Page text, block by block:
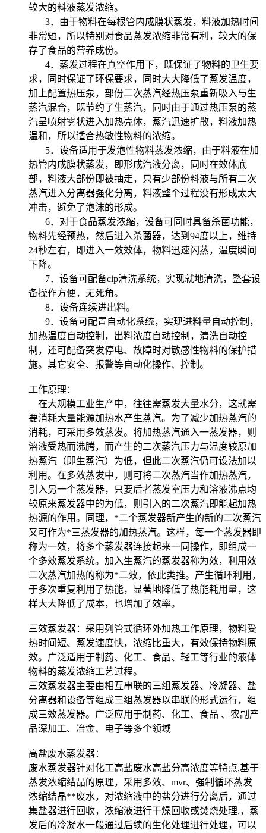
较大的料液蒸发浓缩。
3．由于物料在每根管内成膜状蒸发，料液加热时间
非常短，所以特别对食品蒸发浓缩非常有利，较大的保
存了食品的营养成份。
4．蒸发过程在真空作用下，既保证了物料的卫生要
求，同时保证了环保要求，同时大大降低了蒸发温度，
加上配置热压泵，部份二次蒸汽经热压泵重新吸入与生
蒸汽混合，既节约了生蒸汽，同时由于通过热压泵的蒸
汽呈喷射雾状进入加热壳体，蒸汽迅速扩散，料液加热
温和，所以适合热敏性物料的浓缩。
5．设备适用于发泡性物料蒸发浓缩，由于料液在加
热管内成膜状蒸发，即形成汽液分离，同时在效体底
部，料液大部份即被抽走，只有少部份料液与所有二次
蒸汽进入分离器强化分离，料液整个过程没有形成太大
冲击，避免了泡沫的形成。
6．对于食品蒸发浓缩，设备可同时具备杀菌功能，
物料先经预热，然后进入杀菌器，达到94度以上，维持
24秒左右，即进入一效效体，物料迅速闪蒸，温度瞬间
下降。
7．设备可配备cip清洗系统，实现就地清洗，整套设
备操作方便，无死角。
8．设备连续进出料。
9．设备可配置自动化系统，实现进料量自动控制，
加热温度自动控制，出料浓度自动控制，清洗自动控
制，还可配备突发停电、故障时对敏感性物料的保护措
施。其它安全、报警等自动化操作、控制。
工作原理：
在大规模工业生产中，往往需蒸发大量水分，这就需
要消耗大量能源加热水产生蒸汽。为了减少加热蒸汽的
消耗，可采用多效蒸发。将加热蒸汽通入一蒸发器，则
溶液受热而沸腾，而产生的二次蒸汽压力与温度较原加
热蒸汽（即生蒸汽）为低，但此二次蒸汽仍可设法加以
利用。在多效蒸发中，则可将二次蒸汽当作加热蒸汽，
引入另一个蒸发器，只要后者蒸发室压力和溶液沸点均
较原来蒸发器中的为低，则引入的二次蒸汽即能起加热
热源的作用。同理，*二个蒸发器新产生的新的二次蒸汽
又可作为*三蒸发器的加热蒸汽。这样，每一个蒸发器即
称为一效，将多个蒸发器连接起来一同操作，即组成一
个多效蒸发系统。加入生蒸汽的蒸发器称为效，利用效
二次蒸汽加热的称为*二效，依此类推。产生循环利用，
于多次重复利用了热能，显著地降低了热能耗用量，这
样大大降低了成本，也增加了效率。
三效蒸发器：采用列管式循环外加热工作原理，物料受
热时间短、蒸发速度快，浓缩比重大，有效保持物料原
效。广泛适用于制药、化工、食品、轻工等行业的液体
物料的蒸发浓缩工艺过程。
三效蒸发器主要由相互串联的三组蒸发器、冷凝器、盐
分离器和设备等组成三组蒸发器以串联的形式运行，组
成三效蒸发器。广泛应用于制药、化工、食品 、农副产
品深加工、冶金、电子等多个领域
高盐废水蒸发器：
废水蒸发器针对化工高盐废水高盐分高浓度等特点,基于
蒸发浓缩结晶的原理，采用多效、mvr、强制循环蒸发
浓缩结晶**废水，对浓缩液中的盐分进行分离后，通过
集盐器进行回收，浓缩液进行干燥回收或焚烧处理,，蒸
发后的冷凝水一般通过后续的生化处理进行处理，可以